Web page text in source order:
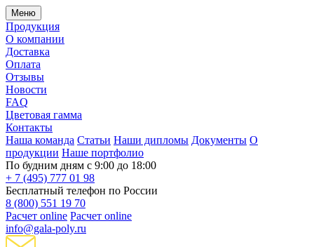
Меню
Продукция
О компании
Доставка
Оплата
Отзывы
Новости
FAQ
Цветовая гамма
Контакты
Наша команда Статьи Наши дипломы Документы О
продукции Наше портфолио
По будним дням с 9:00 до 18:00
+ 7 (495) 777 01 98
Бесплатный телефон по России
8 (800) 551 19 70
Расчет online Расчет online
info@gala-poly.ru